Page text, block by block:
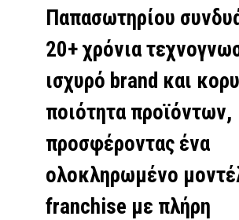
Παπασωτηρίου
20+ χρόνια
ισχυρό brand και
ποιότητα προϊόντων,
προσφέροντας ένα
ολοκληρωμένο
franchise με πλήρη